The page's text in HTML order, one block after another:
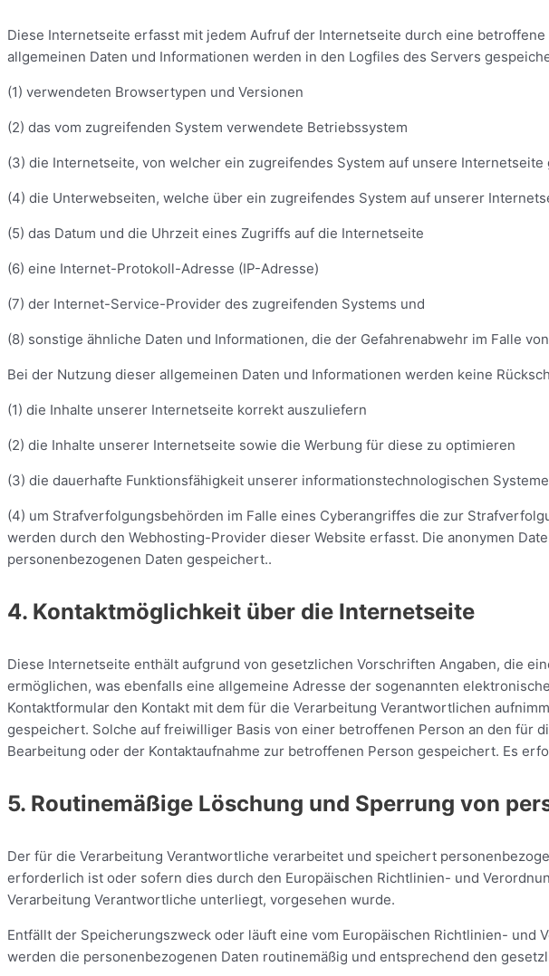
Diese Internetseite erfasst mit jedem Aufruf der Internetseite durch eine
allgemeinen Daten und Informationen werden in den Logfiles des Servers
(1) verwendeten Browsertypen und Versionen
(2) das vom zugreifenden System verwendete Betriebssystem
(3) die Internetseite, von welcher ein zugreifendes System auf unsere Internetseite
(4) die Unterwebseiten, welche über ein zugreifendes System auf unserer
(5) das Datum und die Uhrzeit eines Zugriffs auf die Internetseite
(6) eine Internet-Protokoll-Adresse (IP-Adresse)
(7) der Internet-Service-Provider des zugreifenden Systems und
(8) sonstige ähnliche Daten und Informationen, die der Gefahrenabwehr im Falle
Bei der Nutzung dieser allgemeinen Daten und Informationen werden keine
(1) die Inhalte unserer Internetseite korrekt auszuliefern
(2) die Inhalte unserer Internetseite sowie die Werbung für diese zu optimieren
(3) die dauerhafte Funktionsfähigkeit unserer informationstechnologischen
(4) um Strafverfolgungsbehörden im Falle eines Cyberangriffes die zur
werden durch den Webhosting-Provider dieser Website erfasst. Die anonymen
personenbezogenen Daten gespeichert..
4. Kontaktmöglichkeit über die Internetseite
Diese Internetseite enthält aufgrund von gesetzlichen Vorschriften Angaben, die
ermöglichen, was ebenfalls eine allgemeine Adresse der sogenannten
Kontaktformular den Kontakt mit dem für die Verarbeitung Verantwortlichen
gespeichert. Solche auf freiwilliger Basis von einer betroffenen Person an den für
Bearbeitung oder der Kontaktaufnahme zur betroffenen Person gespeichert. Es
5. Routinemäßige Löschung und Sperrung von
Der für die Verarbeitung Verantwortliche verarbeitet und speichert
erforderlich ist oder sofern dies durch den Europäischen Richtlinien- und
Verarbeitung Verantwortliche unterliegt, vorgesehen wurde.
Entfällt der Speicherungszweck oder läuft eine vom Europäischen Richtlinien-
werden die personenbezogenen Daten routinemäßig und entsprechend den